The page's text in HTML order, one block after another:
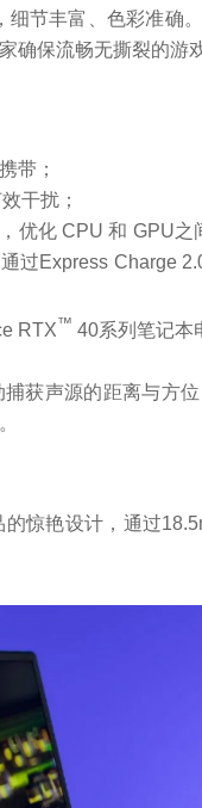
节丰富、色彩准确
确保流畅无撕裂的游
带；
干扰；
优化 CPU 和 GPU
过Express Charge
RTX™ 40系列笔记本
获声源的距离与方
惊艳设计，通过